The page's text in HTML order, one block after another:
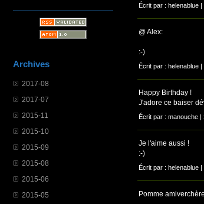
Archives
2017-08
2017-07
2015-11
2015-10
2015-09
2015-08
2015-06
2015-05
Écrit par : helenablue
@ Alex:
:-)
Écrit par : helenablue
Happy Birthday !
J'adore ce baiser
Écrit par : manouche |
Je l'aime aussi !
:-)
Écrit par : helenablue
Pomme